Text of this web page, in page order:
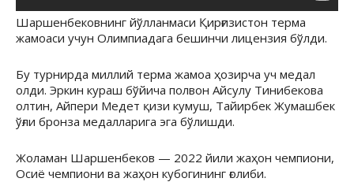
Шаршенбековнинг йўлланмаси Қирғизистон терма
жамоаси учун Олимпиадага бешинчи лицензия бўлди.
Бу турнирда миллий терма жамоа ҳозирча уч медал
олди. Эркин кураш бўйича полвон Айсулу Тинибекова
олтин, Айпери Медет қизи кумуш, Тайирбек Жумашбек
ўғли бронза медалларига эга бўлишди.
Жоламан Шаршенбеков — 2022 йили жаҳон чемпиони,
Осиё чемпиони ва жаҳон кубогининг ғолиби.